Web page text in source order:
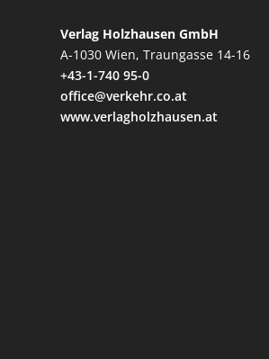
Verlag Holzhausen GmbH
A-1030 Wien, Traungasse 14-16
+43-1-740 95-0
office@verkehr.co.at
www.verlagholzhausen.at